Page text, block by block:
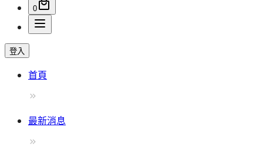
0
登入
首頁
最新消息